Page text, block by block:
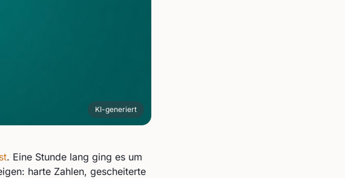
KI-generiert
. Eine Stunde lang ging es um
harte Zahlen, gescheiterte